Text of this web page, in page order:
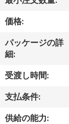
し
ち
に
つ
い
価格:
パッケージの詳
細:
受渡し時間:
支払条件:
供給の能力: